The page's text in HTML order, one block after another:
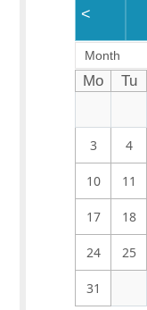
<
Month
Mo Tu
3 4
10 11
17 18
24 25
31